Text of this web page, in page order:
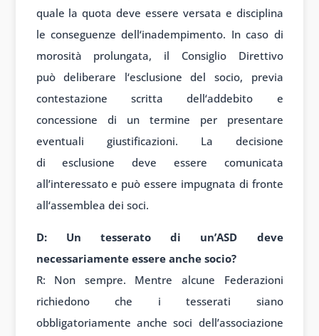
quale la quota deve essere versata e disciplina
le conseguenze dell‘inadempimento. Incaso di
morosità prolungata, il Consiglio Direttivo
puòdeliberare l‘esclusione del socio, previa
contestazione scritta dell‘addebito e
concessione di untermine per presentare
eventuali giustificazioni. La decisione
di esclusione deve essere comunicata
all’interessato e può essere impugnata di fronte
all‘assemblea dei soci.
D: Un tesserato di un’ASD deve
necessariamente essereanche socio?
R: Non sempre. Mentre alcune Federazioni
richiedono che i tesserati siano
obbligatoriamente anche soci dell’associazione